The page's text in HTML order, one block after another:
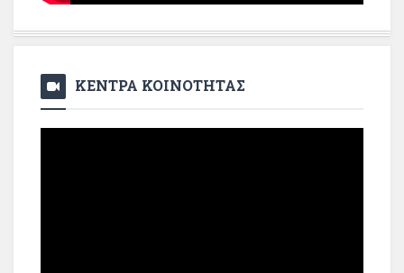
ΚΕΝΤΡΑ ΚΟΙΝΟΤΗΤΑΣ